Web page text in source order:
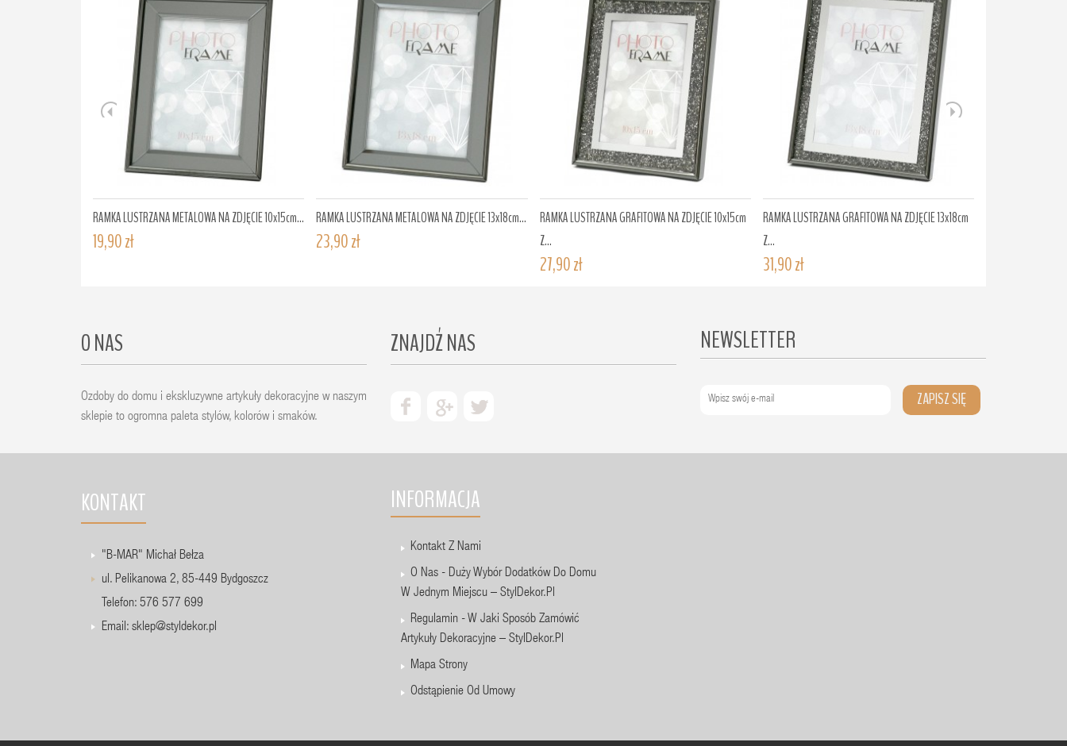
RAMKA LUSTRZANA METALOWA NA ZDJĘCIE 10x15cm...
19,90 zł
RAMKA LUSTRZANA METALOWA NA ZDJĘCIE 13x18cm...
23,90 zł
RAMKA LUSTRZANA GRAFITOWA NA ZDJĘCIE 10x15cm
Z...
27,90 zł
RAMKA LUSTRZANA GRAFITOWA NA ZDJĘCIE 13x18cm
Z...
31,90 zł
O NAS
Ozdoby do domu i ekskluzywne artykuły dekoracyjne w naszym
sklepie to ogromna paleta stylów, kolorów i smaków.
ZNAJDŹ NAS NEWSLETTER
ZAPISZ SIĘ
KONTAKT
"B-MAR" Michał Bełza
ul. Pelikanowa 2, 85-449 Bydgoszcz
Telefon: 576 577 699
Email: sklep@styldekor.pl
INFORMACJA
Kontakt Z Nami
O Nas - Duży Wybór Dodatków Do Domu
W Jednym Miejscu – StylDekor.pl
Regulamin - W Jaki Sposób Zamówić
Artykuły Dekoracyjne – StylDekor.pl
Mapa Strony
Odstąpienie Od Umowy